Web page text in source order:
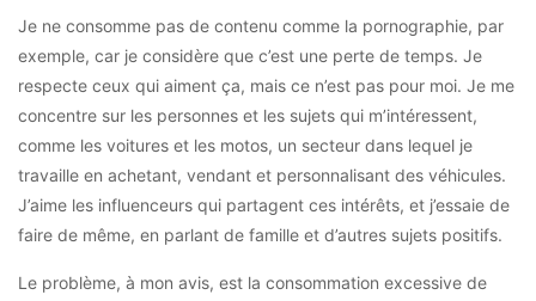
Je ne consomme pas de contenu comme la pornographie, par
exemple, car je considère que c’est une perte de temps. Je
respecte ceux qui aiment ça, mais ce n’est pas pour moi. Je me
concentre sur les personnes et les sujets qui m’intéressent,
comme les voitures et les motos, un secteur dans lequel je
travaille en achetant, vendant et personnalisant des véhicules.
J’aime les influenceurs qui partagent ces intérêts, et j’essaie de
faire de même, en parlant de famille et d’autres sujets positifs.
Le problème, à mon avis, est la consommation excessive de